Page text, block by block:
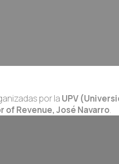
por la UPV
of Revenue, José Navarro